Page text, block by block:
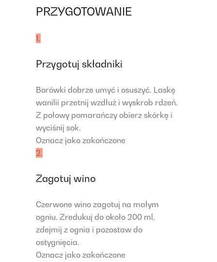
PRZYGOTOWANIE
1.
Przygotuj składniki
Borówki dobrze umyć i osuszyć. Laskę
wanilii przetnij wzdłuż i wyskrob rdzeń.
Z połowy pomarańczy obierz skórkę i
wyciśnij sok.
Oznacz jako zakończone
2.
Zagotuj wino
Czerwone wino zagotuj na małym
ogniu. Zredukuj do około 200 ml,
zdejmij z ognia i pozostaw do
ostygnięcia.
Oznacz jako zakończone